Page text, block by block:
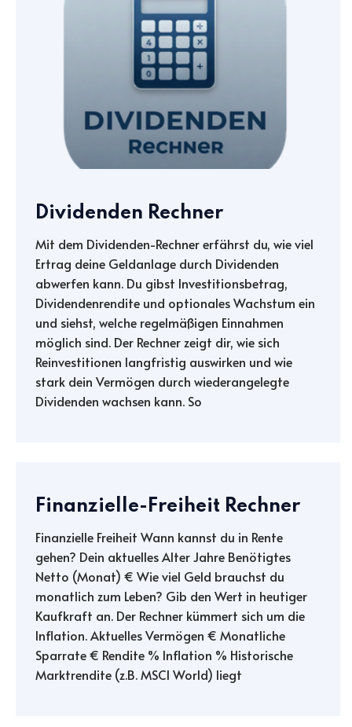
Dividenden Rechner
Mit dem Dividenden-Rechner erfährst du, wie viel
Ertrag deine Geldanlage durch Dividenden
abwerfen kann. Du gibst Investitionsbetrag,
Dividendenrendite und optionales Wachstum ein
und siehst, welche regelmäßigen Einnahmen
möglich sind. Der Rechner zeigt dir, wie sich
Reinvestitionen langfristig auswirken und wie
stark dein Vermögen durch wiederangelegte
Dividenden wachsen kann. So
Finanzielle-Freiheit Rechner
Finanzielle Freiheit Wann kannst du in Rente
gehen? Dein aktuelles Alter Jahre Benötigtes
Netto (Monat) € Wie viel Geld brauchst du
monatlich zum Leben? Gib den Wert in heutiger
Kaufkraft an. Der Rechner kümmert sich um die
Inflation. Aktuelles Vermögen € Monatliche
Sparrate € Rendite % Inflation % Historische
Marktrendite (z.B. MSCI World) liegt